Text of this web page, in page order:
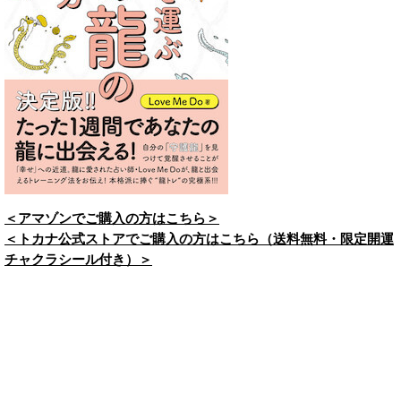
＜アマゾンでご購入の方はこちら＞
＜トカナ公式ストアでご購入の方はこちら（送料無料・限定開運
チャクラシール付き）＞